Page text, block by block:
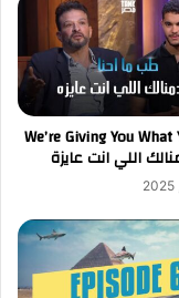
We’re Giving You
اللي انت عايزة